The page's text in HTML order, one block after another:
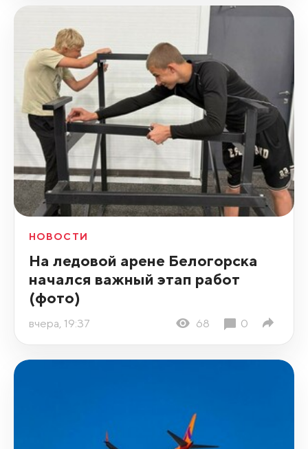
НОВОСТИ
На ледовой арене Белогорска
начался важный этап работ
(фото)
вчера, 19:37 68 0